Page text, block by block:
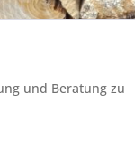
und Beratung zu